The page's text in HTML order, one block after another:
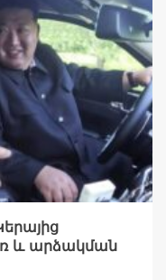
և արձակման